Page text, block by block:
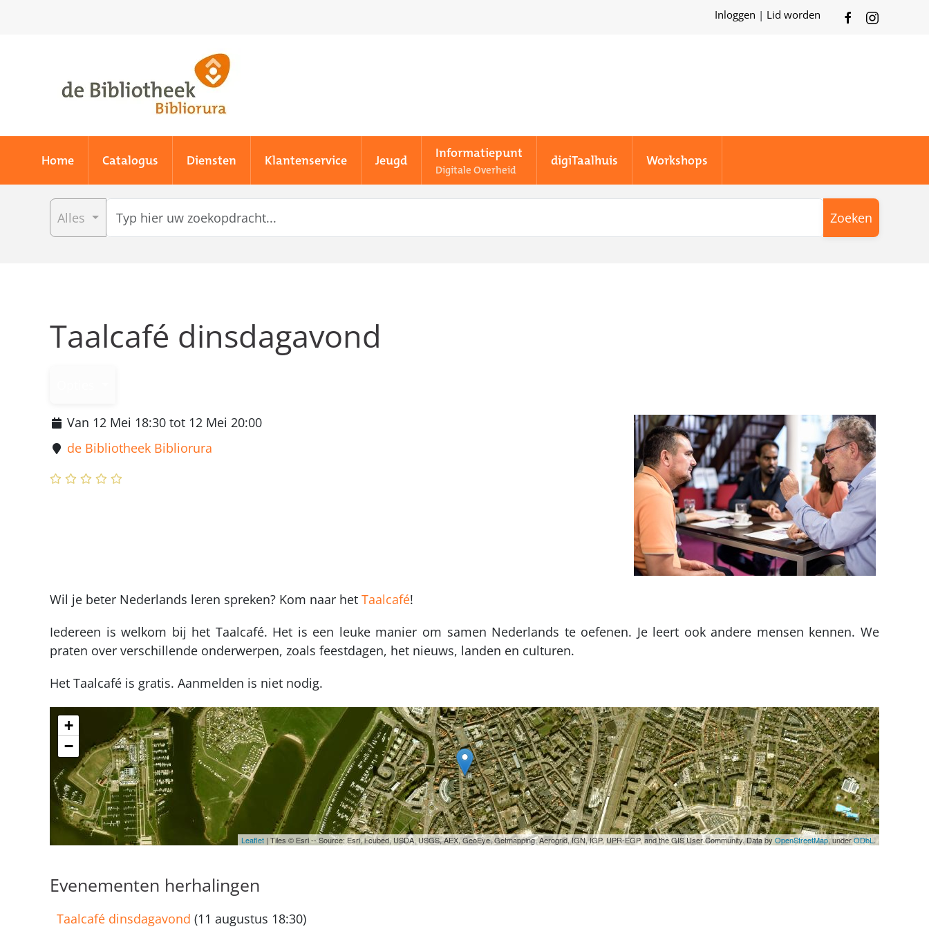
Inloggen | Lid worden
Home Catalogus Diensten Klantenservice Jeugd Informatiepunt
Digitale Overheid
digiTaalhuis Workshops
Alles Zoeken
Taalcafé dinsdagavond
Van 12 Mei 18:30 tot 12 Mei 20:00
de Bibliotheek Bibliorura
Wil je beter Nederlands leren spreken? Kom naar het Taalcafé!
Iedereen is welkom bij het Taalcafé. Het is een leuke manier om samen Nederlands te oefenen. Je leert ook andere mensen kennen. We
praten over verschillende onderwerpen, zoals feestdagen, het nieuws, landen en culturen.
Het Taalcafé is gratis. Aanmelden is niet nodig.
+
−
Leaflet | Tiles © Esri -- Source: Esri, i-cubed, USDA, USGS, AEX, GeoEye, Getmapping, Aerogrid, IGN, IGP, UPR-EGP, and the GIS User Community. Data byOpenStreetMap, underODbL.
Evenementen herhalingen
Taalcafé dinsdagavond (11 augustus 18:30)